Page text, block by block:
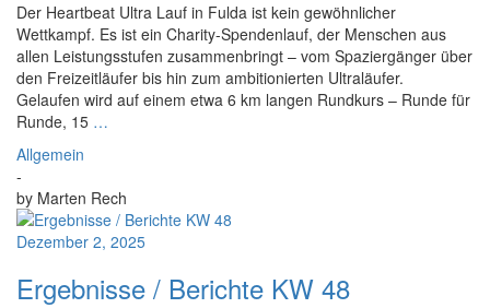
Der Heartbeat Ultra Lauf in Fulda ist kein gewöhnlicher
Wettkampf. Es ist ein Charity-Spendenlauf, der Menschen aus
allen Leistungsstufen zusammenbringt – vom Spaziergänger über
den Freizeitläufer bis hin zum ambitionierten Ultraläufer.
Gelaufen wird auf einem etwa 6 km langen Rundkurs – Runde für
Runde, 15 …
Allgemein
-
by Marten Rech
Dezember 2, 2025
Ergebnisse / Berichte KW 48